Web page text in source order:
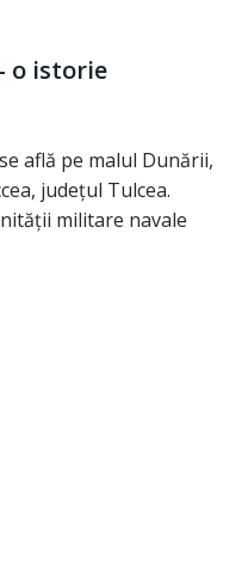
o istorie
află pe malul Dunării,
județul Tulcea.
militare navale